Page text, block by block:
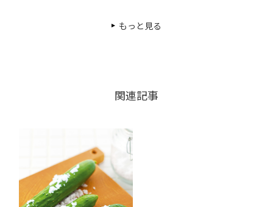
もっと見る
関連記事